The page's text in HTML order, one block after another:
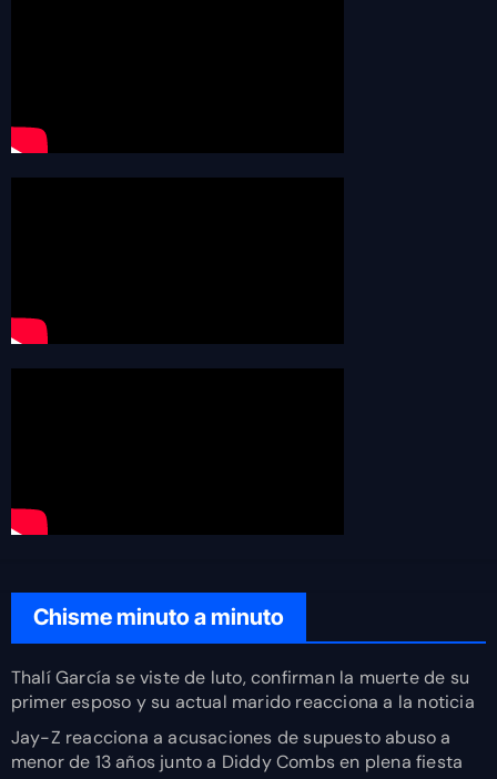
Chisme minuto a minuto
Thalí García se viste de luto, confirman la muerte de su
primer esposo y su actual marido reacciona a la noticia
Jay-Z reacciona a acusaciones de supuesto abuso a
menor de 13 años junto a Diddy Combs en plena fiesta